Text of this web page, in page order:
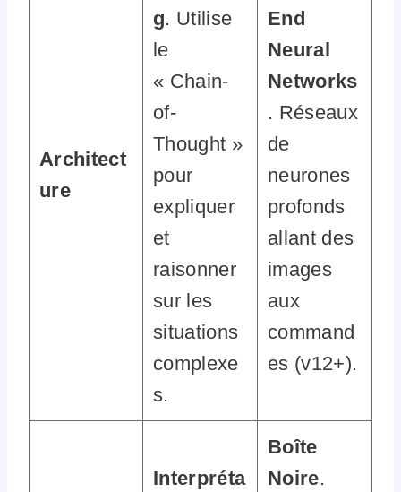
Architect
ure
g. Utilise
le
« Chain-
of-
Thought »
pour
expliquer
et
raisonner
sur les
situations
complexe
s.
End
Neural
Networks
. Réseaux
de
neurones
profonds
allant des
images
aux
command
es (v12+).
Interpréta
Boîte
Noire.